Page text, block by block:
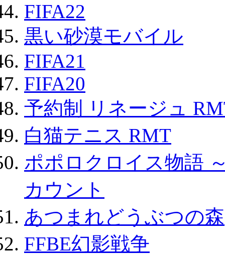
FIFA22
黒い砂漠モバイル
FIFA21
FIFA20
予約制 リネージュ
白猫テニス RMT
ポポロクロイス物語
カウント
あつまれどうぶつの森
FFBE幻影戦争